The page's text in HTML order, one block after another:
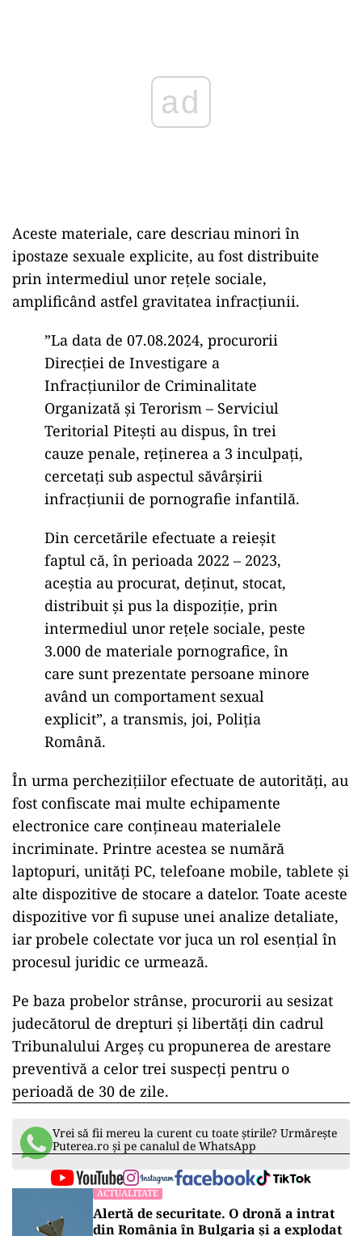
Aceste materiale, care descriau minori în
ipostaze sexuale explicite, au fost distribuite
prin intermediul unor rețele sociale,
amplificând astfel gravitatea infracțiunii.
”La data de 07.08.2024, procurorii
Direcţiei de Investigare a
Infracţiunilor de Criminalitate
Organizată şi Terorism – Serviciul
Teritorial Piteşti au dispus, în trei
cauze penale, reţinerea a 3 inculpaţi,
cercetaţi sub aspectul săvârşirii
infracţiunii de pornografie infantilă.
Din cercetările efectuate a reieşit
faptul că, în perioada 2022 – 2023,
aceştia au procurat, deţinut, stocat,
distribuit şi pus la dispoziţie, prin
intermediul unor reţele sociale, peste
3.000 de materiale pornografice, în
care sunt prezentate persoane minore
având un comportament sexual
explicit”, a transmis, joi, Poliţia
Română.
În urma perchezițiilor efectuate de autorități, au
fost confiscate mai multe echipamente
electronice care conțineau materialele
incriminate. Printre acestea se numără
laptopuri, unități PC, telefoane mobile, tablete și
alte dispozitive de stocare a datelor. Toate aceste
dispozitive vor fi supuse unei analize detaliate,
iar probele colectate vor juca un rol esențial în
procesul juridic ce urmează.
Pe baza probelor strânse, procurorii au sesizat
judecătorul de drepturi și libertăți din cadrul
Tribunalului Argeș cu propunerea de arestare
preventivă a celor trei suspecți pentru o
perioadă de 30 de zile.
Vrei să fii mereu la curent cu toate știrile? Urmărește
Puterea.ro și pe canalul de WhatsApp
ACTUALITATE
Alertă de securitate. O dronă a intrat
din România în Bulgaria şi a explodat